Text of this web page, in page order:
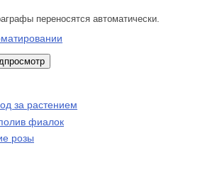
переносятся автоматически.
за растением
фиалок
розы